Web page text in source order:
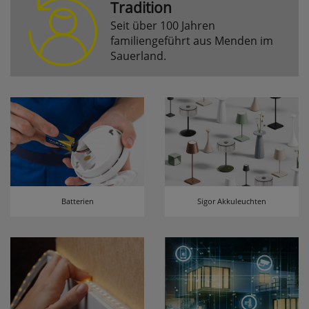
Tradition
Seit über 100 Jahren
familiengeführt aus Menden im
Sauerland.
Batterien Sigor Akkuleuchten
Komfortfunktionen
ws_pferdekaemper_01-aa_welcome_cookie
Dieses Cookie speichert Ihre Emailadresse, damit
Sie diese beim Betreten des Shops nicht erneut
eingeben müssen.
Design-Cookie
ws8_pferdekaemper_01-aa_design_cookie
Speichern des Suchbegriffes
searchvalue
Dieses Cookie speichert den einegebenen
Suchbegriff, damit Sie diesen beim Verfeinern
nicht erneut eingeben müssen.